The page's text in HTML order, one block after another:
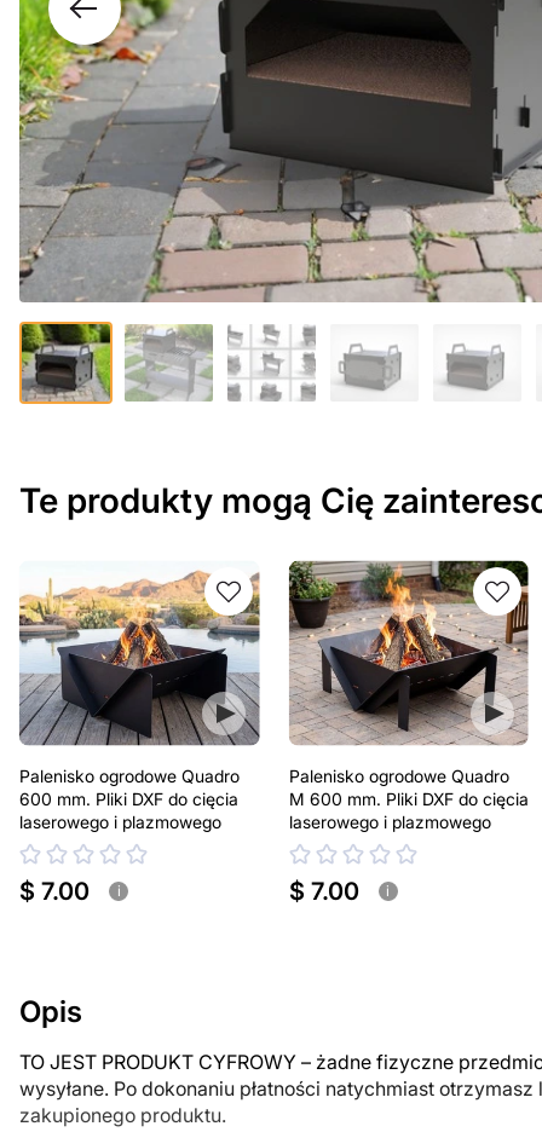
Te produkty mogą Cię
Palenisko ogrodowe Quadro
600 mm. Pliki DXF do cięcia
laserowego i plazmowego
$ 7.00 i
Palenisko ogrodowe Quadro
M 600 mm. Pliki DXF do cięcia
laserowego i plazmowego
$ 7.00 i
Opis
TO JEST PRODUKT CYFROWY – żadne fizyczne
wysyłane. Po dokonaniu płatności natychmiast
zakupionego produktu.